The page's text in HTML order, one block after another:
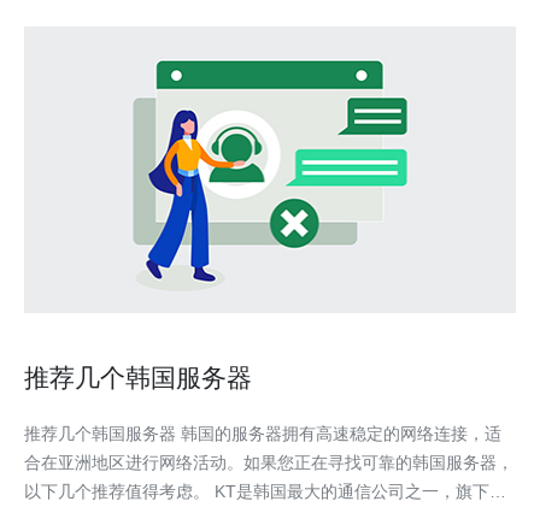
推荐几个韩国服务器
推荐几个韩国服务器 韩国的服务器拥有高速稳定的网络连接，适
合在亚洲地区进行网络活动。如果您正在寻找可靠的韩国服务器，
以下几个推荐值得考虑。 KT是韩国最大的通信公司之一，旗下拥